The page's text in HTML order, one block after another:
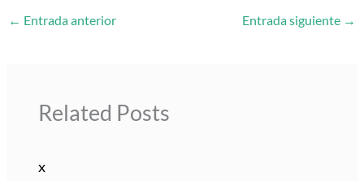
← Entrada anterior Entrada siguiente →
Related Posts
x